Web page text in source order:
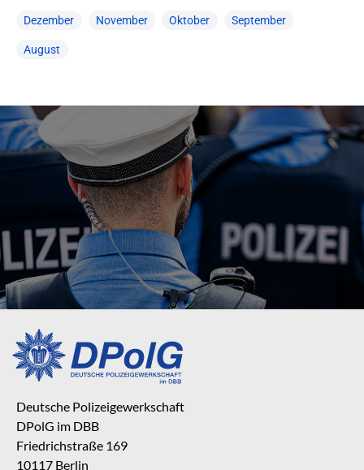
Dezember November Oktober September
August
Deutsche Polizeigewerkschaft
DPolG im DBB
Friedrichstraße 169
10117 Berlin